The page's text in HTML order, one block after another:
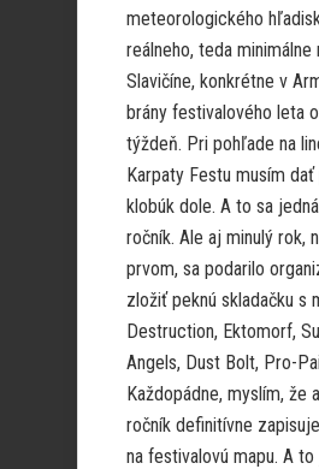
meteorologického
reálneho, teda minimálne
Slavičíne, konkrétne v
brány festivalového leta
týždeň. Pri pohľade na
Karpaty Festu musím
klobúk dole. A to sa
ročník. Ale aj minulý rok,
prvom, sa podarilo
zložiť peknú skladačku s
Destruction, Ektomorf,
Angels, Dust Bolt, Pro-
Každopádne, myslím, že
ročník definitívne
na festivalovú mapu. A